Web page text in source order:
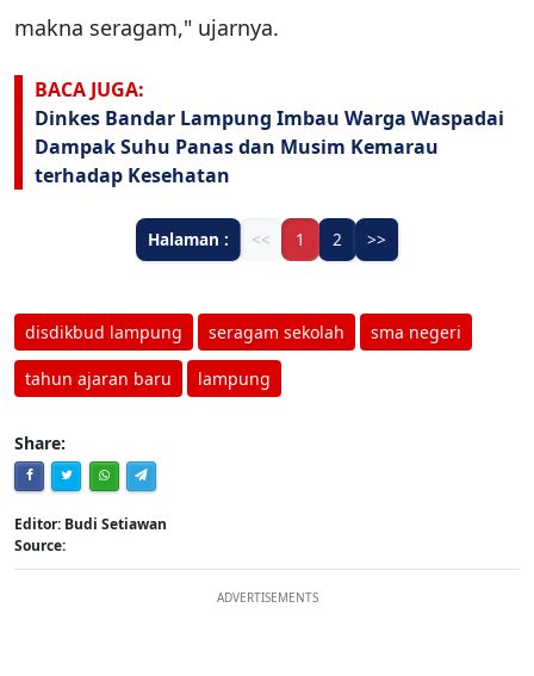
makna seragam," ujarnya.
BACA JUGA:
Dinkes Bandar Lampung Imbau Warga Waspadai
Dampak Suhu Panas dan Musim Kemarau
terhadap Kesehatan
Halaman : << 1 2 >>
disdikbud lampung seragam sekolah sma negeri
tahun ajaran baru lampung
Share:
Editor: Budi Setiawan
Source:
ADVERTISEMENTS